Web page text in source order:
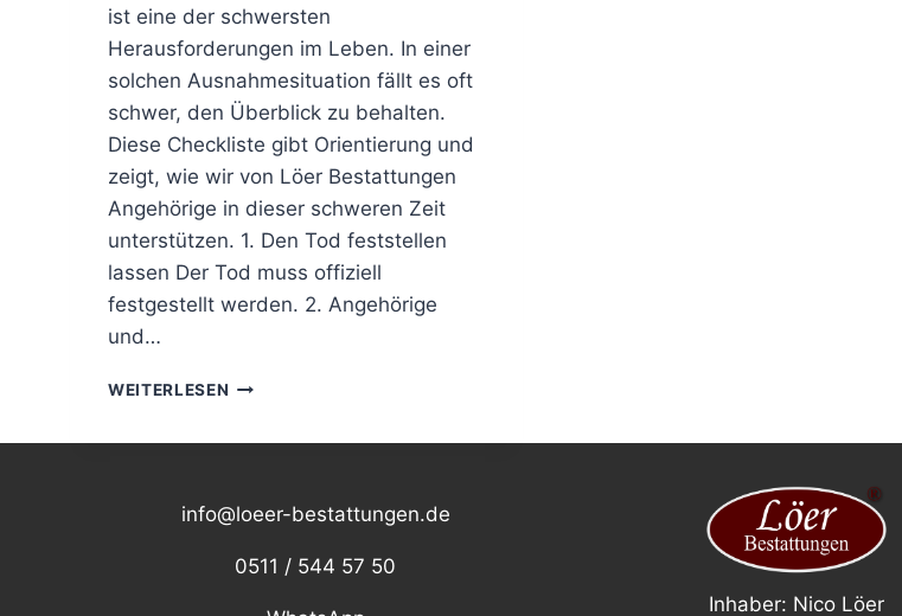
ist eine der schwersten
Herausforderungen im Leben. In einer
solchen Ausnahmesituation fällt es oft
schwer, den Überblick zu behalten.
Diese Checkliste gibt Orientierung und
zeigt, wie wir von Löer Bestattungen
Angehörige in dieser schweren Zeit
unterstützen. 1. Den Tod feststellen
lassen Der Tod muss offiziell
festgestellt werden. 2. Angehörige
und…
WEITERLESEN WAS
CHECKLISTE
ANGEHÖRIGE
info@loeer-bestattungen.de
0511 / 544 57 50
Inhaber: Nico Löer